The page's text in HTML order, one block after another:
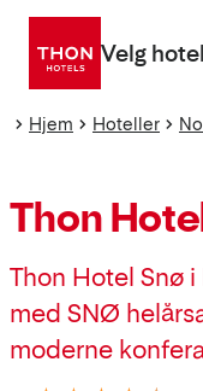
Gå
direkte
Velg
Hjem Hoteller
Thon
Thon Hotel Snø
med SNØ
moderne